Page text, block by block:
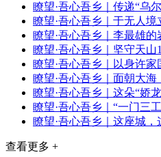
瞭望·吾心吾乡｜传递“乌
瞭望·吾心吾乡｜于无人境
瞭望·吾心吾乡｜李最雄的
瞭望·吾心吾乡｜坚守天山
瞭望·吾心吾乡｜以身许
瞭望·吾心吾乡｜面朝大
瞭望·吾心吾乡｜这朵“娇
瞭望·吾心吾乡｜“一门三
瞭望·吾心吾乡｜这座城，
查看更多 +